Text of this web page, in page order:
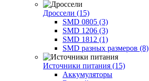
Дроссели (15)
SMD 0805 (3)
SMD 1206 (3)
SMD 1812 (1)
SMD разных размеров (8)
Источники питания (15)
Аккумуляторы